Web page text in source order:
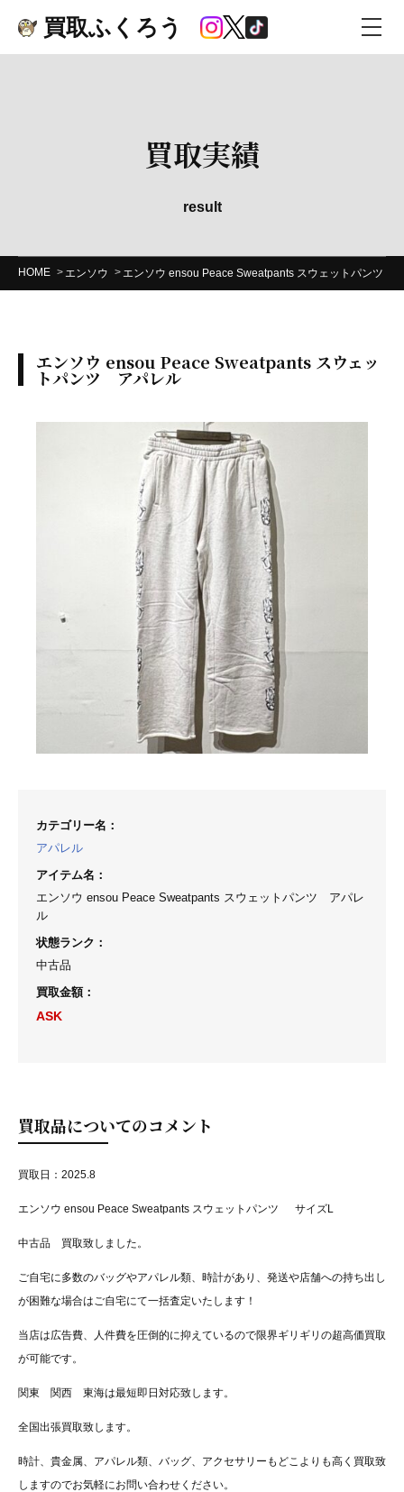
買取ふくろう
買取実績
result
HOME エンソウ エンソウ ensou Peace Sweatpants スウェットパンツ
エンソウ ensou Peace Sweatpants スウェッ
トパンツ アパレル
カテゴリー名 ：
アパレル
アイテム名 ：
エンソウ ensou Peace Sweatpants スウェットパンツ アパレ
ル
状態ランク ：
中古品
買取金額：
ASK
買取品についてのコメント
買取日：2025.8
エンソウ ensou Peace Sweatpants スウェットパンツ サイズL
中古品 買取致しました。
ご自宅に多数のバッグやアパレル類、時計があり、発送や店舗への持ち出し
が困難な場合はご自宅にて一括査定いたします！
当店は広告費、人件費を圧倒的に抑えているので限界ギリギリの超高価買取
が可能です。
関東 関西 東海は最短即日対応致します。
全国出張買取致します。
時計、貴金属、アパレル類、バッグ、アクセサリーもどこよりも高く買取致
しますのでお気軽にお問い合わせください。